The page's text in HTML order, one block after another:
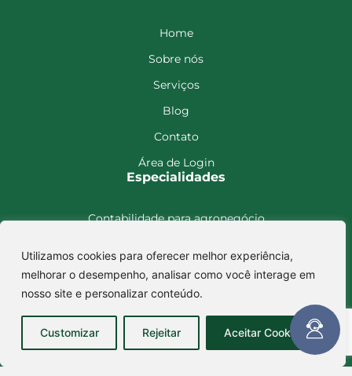
Utilizamos cookies para oferecer melhor experiência,
melhorar o desempenho, analisar como você interage em
nosso site e personalizar conteúdo.
Customizar Rejeitar Aceitar Cookies
Home
Sobre nós
Serviços
Blog
Contato
Área de Login
Especialidades
Contabilidade para agronegócio
Contabilidade para imobiliário
Encontre-nos
Rua Cândido Severino, 578,
Camapuã – MS CEP: 79420-000